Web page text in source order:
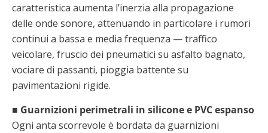
caratteristica aumenta l’inerzia alla propagazione
delle onde sonore, attenuando in particolare i rumori
continui a bassa e media frequenza — traffico
veicolare, fruscio dei pneumatici su asfalto bagnato,
vociare di passanti, pioggia battente su
pavimentazioni rigide.
■ Guarnizioni perimetrali in silicone e PVC espanso
Ogni anta scorrevole è bordata da guarnizioni